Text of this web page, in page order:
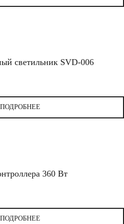
светильник SVD-006
ПОДРОБНЕЕ
360 Вт
ПОДРОБНЕЕ